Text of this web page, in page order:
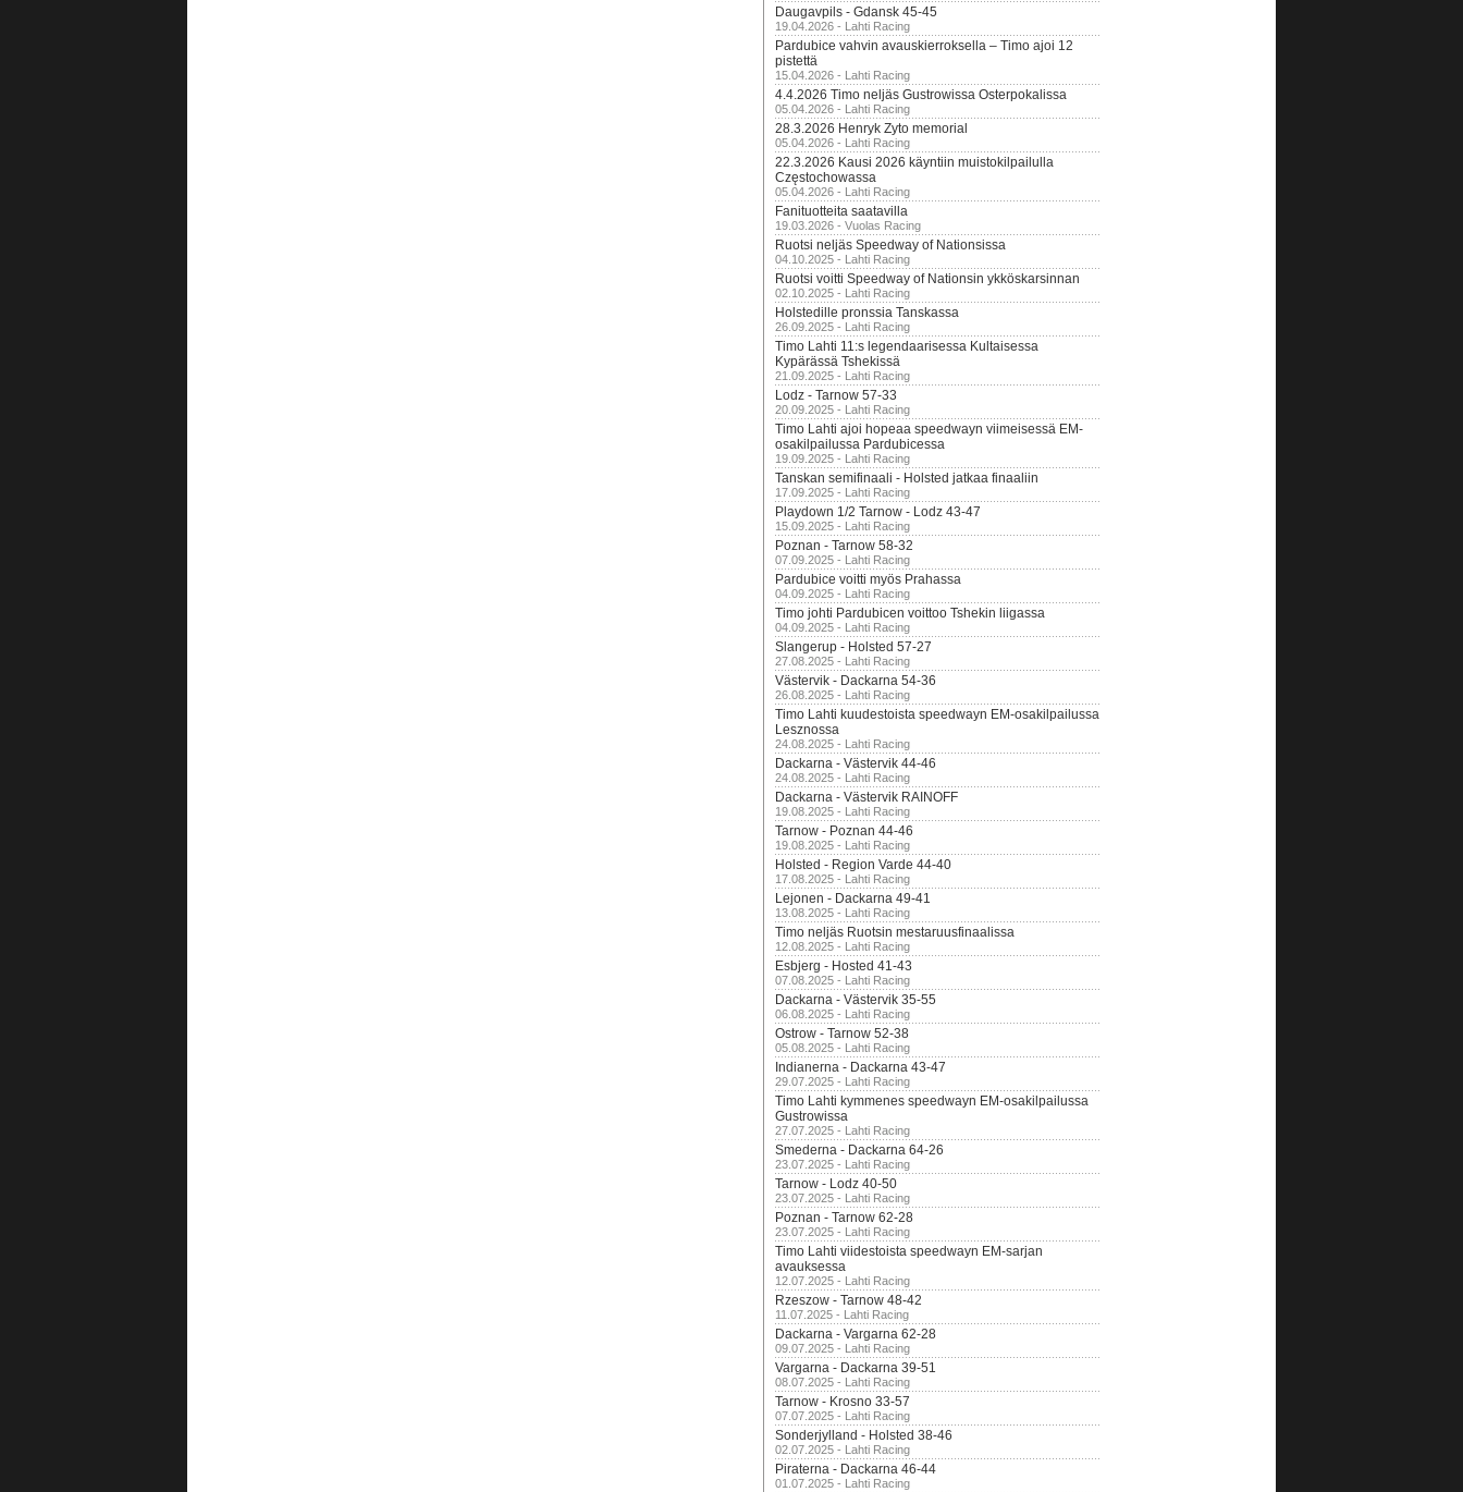
Daugavpils - Gdansk 45-45
19.04.2026 - Lahti Racing
Pardubice vahvin avauskierroksella – Timo ajoi 12
pistettä
15.04.2026 - Lahti Racing
4.4.2026 Timo neljäs Gustrowissa Osterpokalissa
05.04.2026 - Lahti Racing
28.3.2026 Henryk Zyto memorial
05.04.2026 - Lahti Racing
22.3.2026 Kausi 2026 käyntiin muistokilpailulla
Częstochowassa
05.04.2026 - Lahti Racing
Fanituotteita saatavilla
19.03.2026 - Vuolas Racing
Ruotsi neljäs Speedway of Nationsissa
04.10.2025 - Lahti Racing
Ruotsi voitti Speedway of Nationsin ykköskarsinnan
02.10.2025 - Lahti Racing
Holstedille pronssia Tanskassa
26.09.2025 - Lahti Racing
Timo Lahti 11:s legendaarisessa Kultaisessa
Kypärässä Tshekissä
21.09.2025 - Lahti Racing
Lodz - Tarnow 57-33
20.09.2025 - Lahti Racing
Timo Lahti ajoi hopeaa speedwayn viimeisessä EM-
osakilpailussa Pardubicessa
19.09.2025 - Lahti Racing
Tanskan semifinaali - Holsted jatkaa finaaliin
17.09.2025 - Lahti Racing
Playdown 1/2 Tarnow - Lodz 43-47
15.09.2025 - Lahti Racing
Poznan - Tarnow 58-32
07.09.2025 - Lahti Racing
Pardubice voitti myös Prahassa
04.09.2025 - Lahti Racing
Timo johti Pardubicen voittoo Tshekin liigassa
04.09.2025 - Lahti Racing
Slangerup - Holsted 57-27
27.08.2025 - Lahti Racing
Västervik - Dackarna 54-36
26.08.2025 - Lahti Racing
Timo Lahti kuudestoista speedwayn EM-osakilpailussa
Lesznossa
24.08.2025 - Lahti Racing
Dackarna - Västervik 44-46
24.08.2025 - Lahti Racing
Dackarna - Västervik RAINOFF
19.08.2025 - Lahti Racing
Tarnow - Poznan 44-46
19.08.2025 - Lahti Racing
Holsted - Region Varde 44-40
17.08.2025 - Lahti Racing
Lejonen - Dackarna 49-41
13.08.2025 - Lahti Racing
Timo neljäs Ruotsin mestaruusfinaalissa
12.08.2025 - Lahti Racing
Esbjerg - Hosted 41-43
07.08.2025 - Lahti Racing
Dackarna - Västervik 35-55
06.08.2025 - Lahti Racing
Ostrow - Tarnow 52-38
05.08.2025 - Lahti Racing
Indianerna - Dackarna 43-47
29.07.2025 - Lahti Racing
Timo Lahti kymmenes speedwayn EM-osakilpailussa
Gustrowissa
27.07.2025 - Lahti Racing
Smederna - Dackarna 64-26
23.07.2025 - Lahti Racing
Tarnow - Lodz 40-50
23.07.2025 - Lahti Racing
Poznan - Tarnow 62-28
23.07.2025 - Lahti Racing
Timo Lahti viidestoista speedwayn EM-sarjan
avauksessa
12.07.2025 - Lahti Racing
Rzeszow - Tarnow 48-42
11.07.2025 - Lahti Racing
Dackarna - Vargarna 62-28
09.07.2025 - Lahti Racing
Vargarna - Dackarna 39-51
08.07.2025 - Lahti Racing
Tarnow - Krosno 33-57
07.07.2025 - Lahti Racing
Sonderjylland - Holsted 38-46
02.07.2025 - Lahti Racing
Piraterna - Dackarna 46-44
01.07.2025 - Lahti Racing